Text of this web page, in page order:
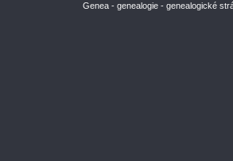
Genea - genealogie - genealogické